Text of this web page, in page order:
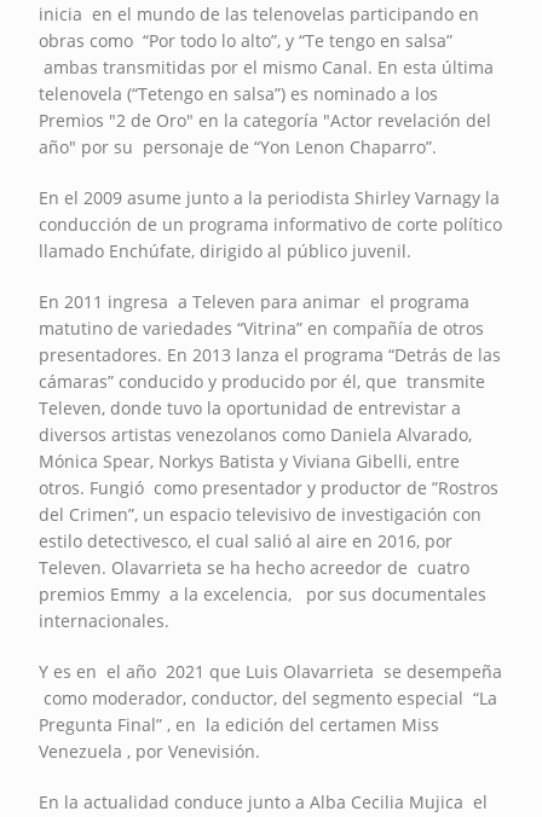
inicia en el mundo de las telenovelas participando en
obras como “Por todo lo alto”, y “Te tengo en salsa”
ambas transmitidas por el mismo Canal. En esta última
telenovela (“Tetengo en salsa”) es nominado a los
Premios "2 de Oro" en la categoría "Actor revelación del
año" por su personaje de “Yon Lenon Chaparro”.
En el 2009 asume junto a la periodista Shirley Varnagy la
conducción de un programa informativo de corte político
llamado Enchúfate, dirigido al público juvenil.
En 2011 ingresa a Televen para animar el programa
matutino de variedades “Vitrina” en compañía de otros
presentadores. En 2013 lanza el programa “Detrás de las
cámaras” conducido y producido por él, que transmite
Televen, donde tuvo la oportunidad de entrevistar a
diversos artistas venezolanos como Daniela Alvarado,
Mónica Spear, Norkys Batista y Viviana Gibelli, entre
otros. Fungió como presentador y productor de ”Rostros
del Crimen”, un espacio televisivo de investigación con
estilo detectivesco, el cual salió al aire en 2016, por
Televen. Olavarrieta se ha hecho acreedor de cuatro
premios Emmy a la excelencia, por sus documentales
internacionales.
Y es en el año 2021 que Luis Olavarrieta se desempeña
como moderador, conductor, del segmento especial “La
Pregunta Final” , en la edición del certamen Miss
Venezuela , por Venevisión.
En la actualidad conduce junto a Alba Cecilia Mujica el